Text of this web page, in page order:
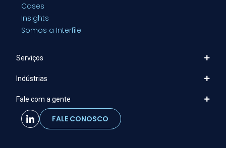
Cases
Insights
Somos a Interfile
Serviços
Indústrias
Fale com a gente
FALE CONOSCO